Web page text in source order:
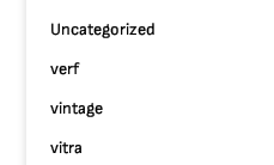
Uncategorized
verf
vintage
vitra